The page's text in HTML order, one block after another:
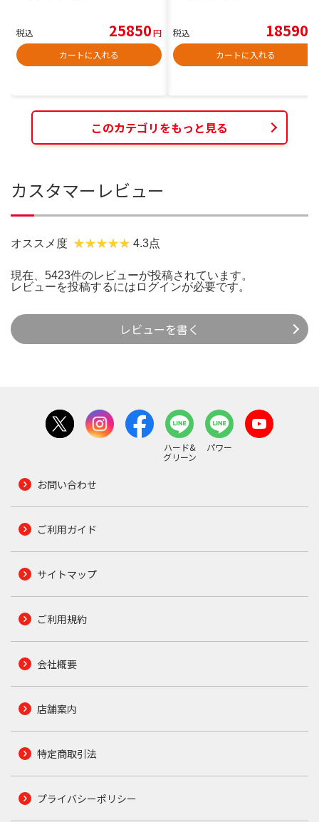
税込 25850円
カートに入れる
税込 18590
カートに入れる
このカテゴリをもっと見る
カスタマーレビュー
オススメ度 4.3点
現在、5423件のレビューが投稿されています。
レビューを投稿するには ログインが必要です。
レビューを書く
ハード&
グリーン
パワー
お問い合わせ
ご利用ガイド
サイトマップ
ご利用規約
会社概要
店舗案内
特定商取引法
プライバシーポリシー